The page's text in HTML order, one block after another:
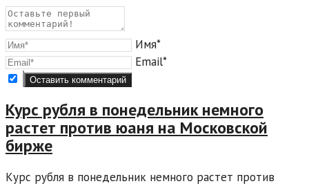
Имя*
Email*
Курс рубля в понедельник немного
растет против юаня на Московской
бирже
Курс рубля в понедельник немного растет против